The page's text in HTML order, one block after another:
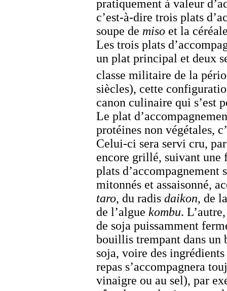
pratiquement à valeur
c’est-à-dire trois plats
soupe de miso et la
Les trois plats
un plat principal et deux
classe militaire de la
siècles), cette
canon culinaire qui s’est
Le plat
protéines non végétales,
Celui-ci sera servi cru,
encore grillé, suivant une
plats d’accompagnement
mitonnés et assaisonné,
taro, du radis daikon, de
de l’algue kombu.
de soja puissamment
bouillis trempant dans un
soja, voire des
repas s’accompagnera
vinaigre ou au sel), par